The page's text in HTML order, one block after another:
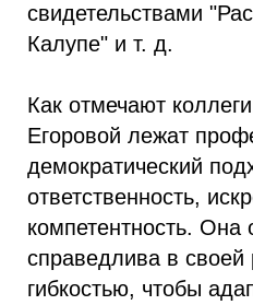
свидетельствами
Калупе" и т. д.
Как отмечают
Егоровой лежат
демократический
ответственность,
компетентность. Она
справедлива в своей
гибкостью, чтобы